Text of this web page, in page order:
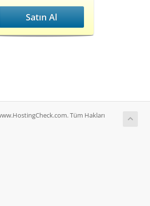
Satın Al
Tüm Hakları